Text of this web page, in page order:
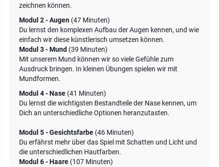
zeichnen können.
Modul 2 - Augen (47 Minuten)
Du lernst den komplexen Aufbau der Augen kennen, und wie
einfach wir diese künstlerisch umsetzen können.
Modul 3 - Mund (39 Minuten)
Mit unserem Mund können wir so viele Gefühle zum
Ausdruck bringen. In kleinen Übungen spielen wir mit
Mundformen.
Modul 4 - Nase (41 Minuten)
Du lernst die wichtigsten Bestandteile der Nase kennen, um
Dich an unterschiedliche Optionen heranzutasten.
Modul 5 - Gesichtsfarbe (46 Minuten)
Du erfährst mehr über das Spiel mit Schatten und Licht und
die unterschiedlichen Hautfarben.
Modul 6 - Haare (107 Minuten)